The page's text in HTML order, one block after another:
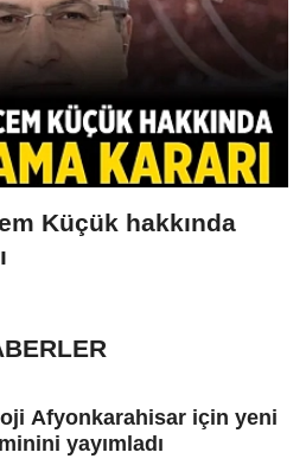
Küçük hakkında
Afyonkarahisar için yeni
yayımladı